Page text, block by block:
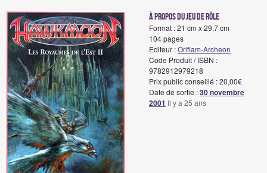
à propos du jeu de rôle
Format : 21 cm x 29,7 cm
104 pages
Editeur :Oriflam-Archeon
Code Produit / ISBN :
9782912979218
Prix public conseillé : 20,00€
Date de sortie :30 novembre
2001 Il y a 25 ans